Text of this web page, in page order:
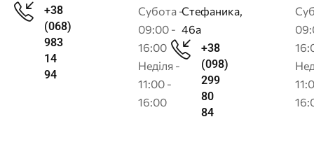
+38
(068)
983
14
94
Субота -
09:00 -
16:00
Неділя -
11:00 -
16:00
Стефаника,
46а
+38
(098)
299
80
84